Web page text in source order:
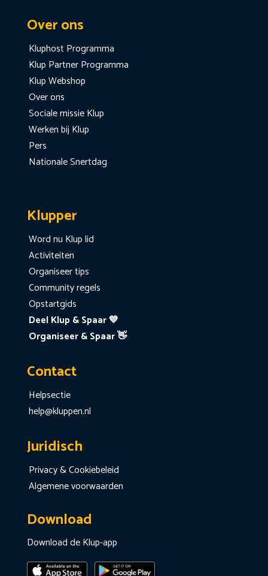
Over ons
Kluphost Programma
Klup Partner Programma
Klup Webshop
Over ons
Sociale missie Klup
Werken bij Klup
Pers
Nationale Snertdag
Klupper
Word nu Klup lid
Activiteiten
Organiseer tips
Community regels
Opstartgids
Deel Klup & Spaar 💙
Organiseer & Spaar 👋
Contact
Helpsectie
help@kluppen.nl
Juridisch
Privacy & Cookiebeleid
Algemene voorwaarden
Download
Download de Klup-app